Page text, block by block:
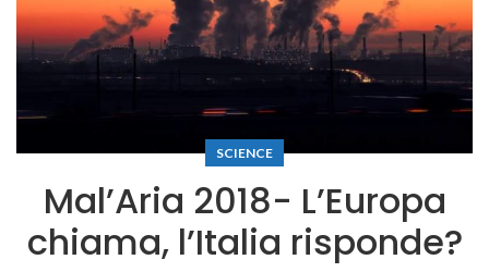
SCIENCE
Mal’Aria 2018- L’Europa
chiama, l’Italia risponde?